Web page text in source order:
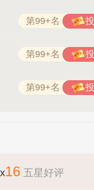
第99+名
第99+名
第99+名
x16 五星好评